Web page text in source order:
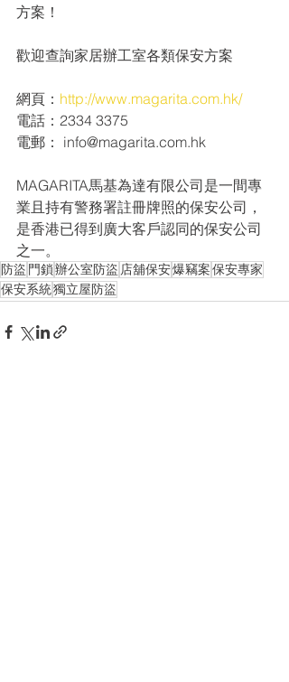
方案！
歡迎查詢家居辦工室各類保安方案
網頁： http://www.magarita.com.hk/
電話：2334 3375
電郵： info@magarita.com.hk
MAGARITA馬基為達有限公司是一間專
業且持有警務署註冊牌照的保安公司，
是香港已得到廣大客戶認同的保安公司
之一。
防盜 門鎖辦公室防盜 店舖保安爆竊案保安專家
保安系統獨立屋防盜